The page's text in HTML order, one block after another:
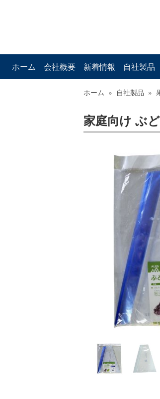
ホーム 会社概要 新着情報 自社製品
ホーム » 自社製品 »
家庭向け ぶ